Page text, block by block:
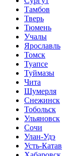
Тамбов
Тверь
Тюмень
Учалы
Ярославль
Томск
Туапсе
Туймазы
Чита
Шумерля
Снежинск
Тобольск
Ульяновск
Сочи
Улан-Удэ
Усть-Катав